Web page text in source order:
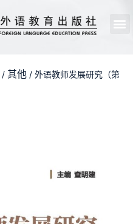
/ 其他 / 外语教师发展研究（第